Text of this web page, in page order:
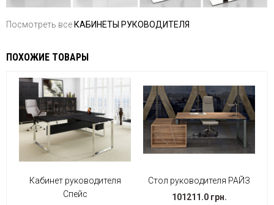
Посмотреть все КАБИНЕТЫ РУКОВОДИТЕЛЯ
ПОХОЖИЕ ТОВАРЫ
Кабинет руководителя
Спейс
Стол руководителя РАЙЗ
101211.0 грн.